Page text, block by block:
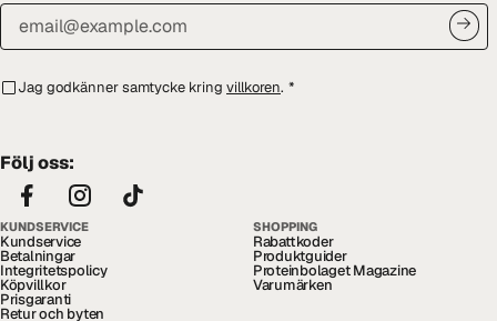
Jag godkänner samtycke kring villkoren. *
Följ oss:
KUNDSERVICE
Kundservice
Betalningar
Integritetspolicy
Köpvillkor
Prisgaranti
Retur och byten
SHOPPING
Rabattkoder
Produktguider
Proteinbolaget Magazine
Varumärken